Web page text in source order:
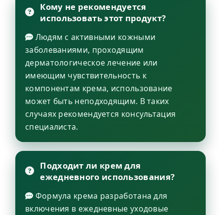
Кому не рекомендуется
использовать этот продукт?
Людям с активными кожными
заболеваниями, проходящим
дерматологическое лечение или
имеющим чувствительность к
компонентам крема, использование
может быть неподходящим. В таких
случаях рекомендуется консультация
специалиста.
Подходит ли крем для
ежедневного использования?
Формула крема разработана для
включения в ежедневные уходовые